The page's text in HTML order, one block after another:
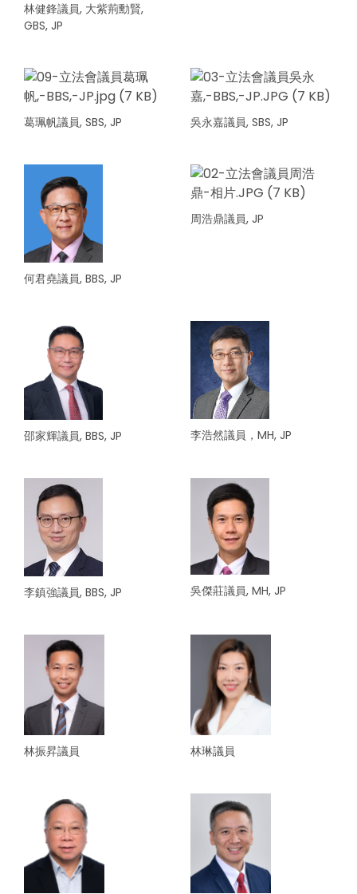
林健鋒議員, 大紫荊勳賢,
GBS, JP
葛珮帆議員, SBS, JP 吳永嘉議員, SBS, JP
何君堯議員, BBS, JP
周浩鼎議員, JP
邵家輝議員, BBS, JP 李浩然議員，MH, JP
李鎮強議員, BBS, JP 吳傑莊議員, MH, JP
林振昇議員 林琳議員